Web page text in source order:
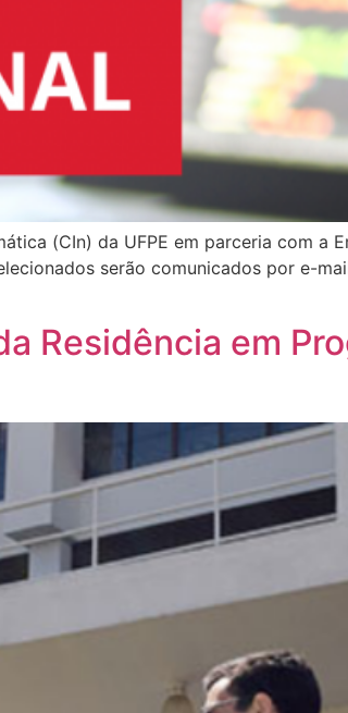
(CIn) da UFPE em parceria com a
serão comunicados por e-
Residência em